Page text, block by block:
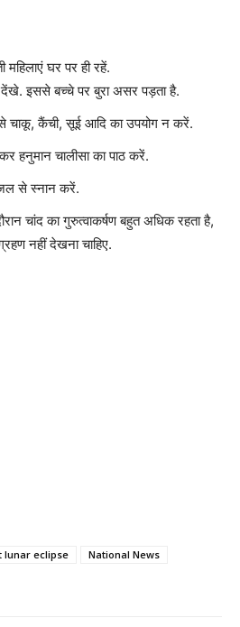
महिलाएं घर पर ही रहें.
देंखे. इससे बच्चे पर बुरा असर पड़ता है.
चाकू, कैंची, सूई आदि का उपयोग न करें.
हनुमान चालीसा का पाठ करें.
से स्नान करें.
चांद का गुरुत्वाकर्षण बहुत अधिक रहता है,
नहीं देखना चाहिए.
lunar eclipse
National News